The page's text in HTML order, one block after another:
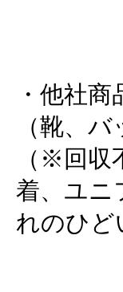
・他社
（靴、
（※回収
着、ユニ
れのひど